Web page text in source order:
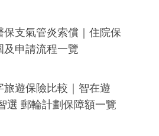
保支氣管炎索償｜住院保
及申請流程一覽
旅遊保險比較｜智在遊
選 郵輪計劃保障額一覽